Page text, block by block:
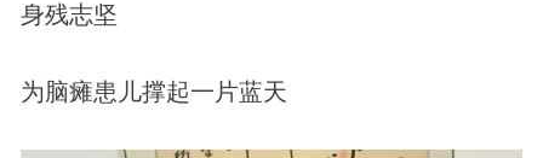
身残志坚
为脑瘫患儿撑起一片蓝天